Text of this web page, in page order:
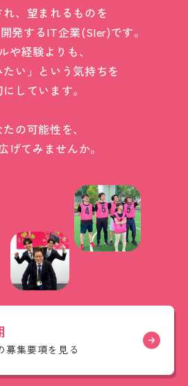
、望まれるものを
発するIT企業(SIer)です。
や経験よりも、
たい」という気持ちを
しています。
の可能性を、
げてみませんか。
募集要項を見る